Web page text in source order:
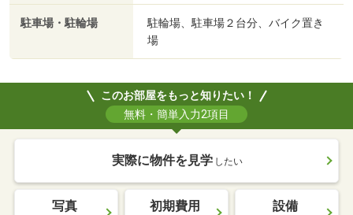
駐車場・駐輪場
駐輪場、駐車場２台分、バイク置き
場
このお部屋をもっと知りたい！
無料・簡単入力2項目
実際に物件を見学 したい
写真 初期費用 設備